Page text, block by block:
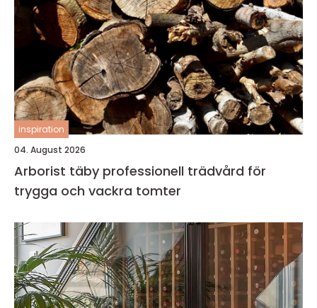
inspiration
04. August 2026
Arborist täby professionell trädvård för
trygga och vackra tomter